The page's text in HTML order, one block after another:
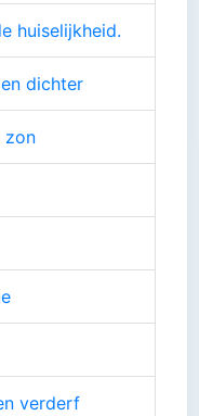
huiselijkheid.
dichter
zon
verderf